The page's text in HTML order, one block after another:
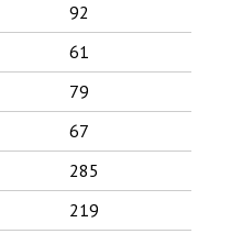
92
61
79
67
285
219